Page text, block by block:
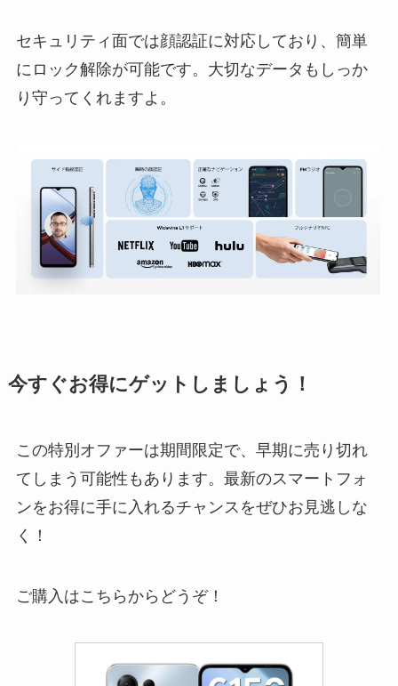
セキュリティ面では顔認証に対応しており、簡単
にロック解除が可能です。大切なデータもしっか
り守ってくれますよ。
今すぐお得にゲットしましょう！
この特別オファーは期間限定で、早期に売り切れ
てしまう可能性もあります。最新のスマートフォ
ンをお得に手に入れるチャンスをぜひお見逃しな
く！
ご購入はこちらからどうぞ！